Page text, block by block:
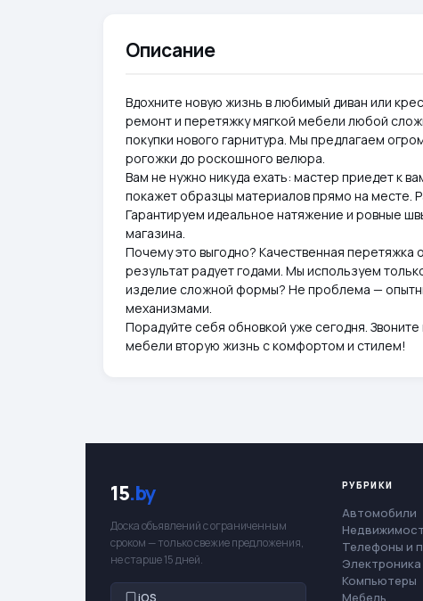
Описание
Вдохните новую жизнь в любимый диван или
ремонт и перетяжку мягкой мебели любой
покупки нового гарнитура. Мы предлагаем
рогожки до роскошного велюра.
Вам не нужно никуда ехать: мастер приедет к
покажет образцы материалов прямо на месте.
Гарантируем идеальное натяжение и ровные
магазина.
Почему это выгодно? Качественная перетяжка
результат радует годами. Мы используем
изделие сложной формы? Не проблема —
механизмами.
Порадуйте себя обновкой уже сегодня.
мебели вторую жизнь с комфортом и стилем!
15.by
Доска объявлений с ограниченным
сроком — только свежие предложения,
не старше 15 дней.
iOS
РУБРИКИ
Автомобили
Телефоны и
Электроника
Компьютеры
Мебель